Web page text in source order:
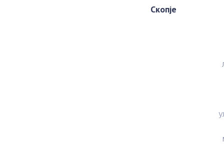
Скопје